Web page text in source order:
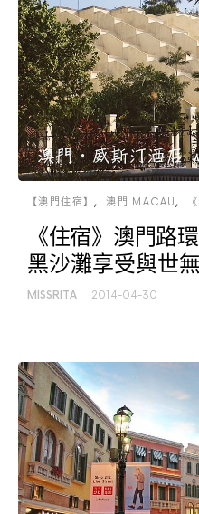
【澳門住宿】 澳門 MACAU
《住宿》澳門路
黑沙灘享受與世
MISSRITA 2014-04-30